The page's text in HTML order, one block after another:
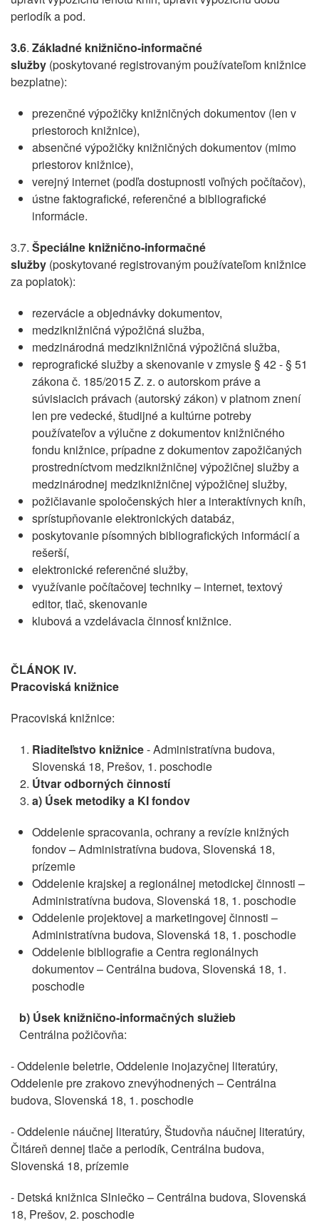
periodík a pod.
3.6. Základné knižnično-informačné
služby (poskytované registrovaným používateľom knižnice
bezplatne):
prezenčné výpožičky knižničných dokumentov (len v
priestoroch knižnice),
absenčné výpožičky knižničných dokumentov (mimo
priestorov knižnice),
verejný internet (podľa dostupnosti voľných počítačov),
ústne faktografické, referenčné a bibliografické
informácie.
3.7. Špeciálne knižnično-informačné
služby (poskytované registrovaným používateľom knižnice
za poplatok):
rezervácie a objednávky dokumentov,
medziknižničná výpožičná služba,
medzinárodná medziknižničná výpožičná služba,
reprografické služby a skenovanie v zmysle § 42 - § 51
zákona č. 185/2015 Z. z. o autorskom práve a
súvisiacich právach (autorský zákon) v platnom znení
len pre vedecké, študijné a kultúrne potreby
používateľov a výlučne z dokumentov knižničného
fondu knižnice, prípadne z dokumentov zapožičaných
prostredníctvom medziknižničnej výpožičnej služby a
medzinárodnej medziknižničnej výpožičnej služby,
požičiavanie spoločenských hier a interaktívnych kníh,
sprístupňovanie elektronických databáz,
poskytovanie písomných bibliografických informácií a
rešerší,
elektronické referenčné služby,
využívanie počítačovej techniky – internet, textový
editor, tlač, skenovanie
klubová a vzdelávacia činnosť knižnice.
ČLÁNOK IV.
Pracoviská knižnice
Pracoviská knižnice:
Riaditeľstvo knižnice- Administratívna budova,
Slovenská 18, Prešov, 1. poschodie
Útvar odborných činností
a) Úsek metodiky a KI fondov
Oddelenie spracovania, ochrany a revízie knižných
fondov – Administratívna budova, Slovenská 18,
prízemie
Oddelenie krajskej a regionálnej metodickej činnosti –
Administratívna budova, Slovenská 18, 1. poschodie
Oddelenie projektovej a marketingovej činnosti –
Administratívna budova, Slovenská 18, 1. poschodie
Oddelenie bibliografie a Centra regionálnych
dokumentov – Centrálna budova, Slovenská 18, 1.
poschodie
b) Úsek knižnično-informačných služieb
Centrálna požičovňa:
- Oddelenie beletrie, Oddelenie inojazyčnej literatúry,
Oddelenie pre zrakovo znevýhodnených – Centrálna
budova, Slovenská 18, 1. poschodie
- Oddelenie náučnej literatúry, Študovňa náučnej literatúry,
Čitáreň dennej tlače a periodík, Centrálna budova,
Slovenská 18, prízemie
- Detská knižnica Slniečko – Centrálna budova, Slovenská
18, Prešov, 2. poschodie